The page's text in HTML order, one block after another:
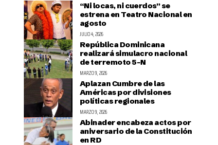
“Ni locas, ni cuerdos” se
estrena en Teatro Nacional en
agosto
JULIO 4, 2026
República Dominicana
realizará simulacro nacional
de terremoto 5-N
MARZO 9, 2026
Aplazan Cumbre de las
Américas por divisiones
políticas regionales
MARZO 9, 2026
Abinader encabeza actos por
aniversario de la Constitución
en RD